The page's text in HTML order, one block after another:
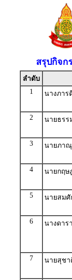
สรุปกิจก
ลำดับ
1
นางภาร
2
นายธรร
3
นายภา
4
นายกฤษ
5
นายสม
6
นางดาร
7
นายสุช